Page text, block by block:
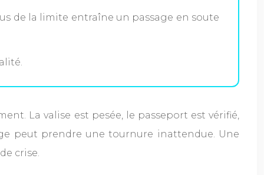
de la limite entraîne un passage en soute
La valise est pesée, le passeport est vérifié,
peut prendre une tournure inattendue. Une
crise.